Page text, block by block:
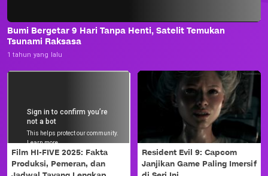
Bumi Bergetar 9 Hari Tanpa Henti, Satelit Temukan
Tsunami Raksasa
1 tahun yang lalu
Film HI-FIVE 2025: Fakta
Produksi, Pemeran, dan
Resident Evil 9: Capcom
Janjikan Game Paling Imersif